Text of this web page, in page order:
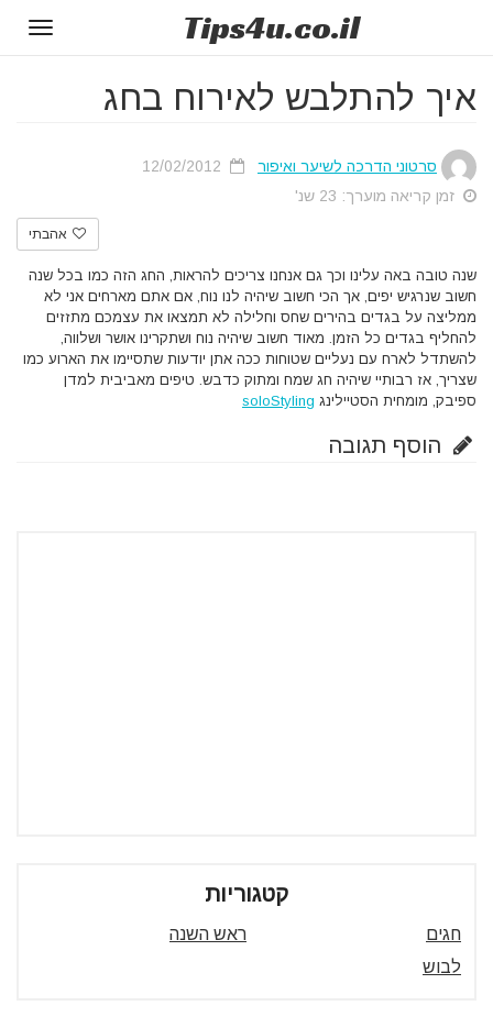
Tips4u.co.il
איך להתלבש לאירוח בחג
סרטוני הדרכה לשיער ואיפור
זמן קריאה מוערך: 23 שנ'
אהבתי
שנה טובה באה עלינו וכך גם אנחנו צריכים להראות, החג הזה כמו בכל שנה
חשוב שנרגיש יפים, אך הכי חשוב שיהיה לנו נוח, אם אתם מארחים אני לא
ממליצה על בגדים בהירים שחס וחלילה לא תמצאו את עצמכם מתזזים
להחליף בגדים כל הזמן. מאוד חשוב שיהיה נוח ושתקרינו אושר ושלווה,
להשתדל לארח עם נעליים שטוחות ככה אתן יודעות שתסיימו את הארוע כמו
שצריך, אז רבותיי שיהיה חג שמח ומתוק כדבש. טיפים מאביבית למדן
ספיבק, מומחית הסטיילינג soloStyling
הוסף תגובה
קטגוריות
חגים
ראש השנה
לבוש